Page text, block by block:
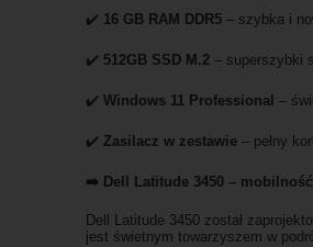
✔️ 16 GB RAM DDR5 – szybka i
✔️ 512GB SSD M.2 – superszybki
✔️Windows 11 Professional –
✔️Zasilacz w zestawie – pełny
➡️ Dell Latitude 3450 –
Dell Latitude 3450 został
jest świetnym towarzyszem w